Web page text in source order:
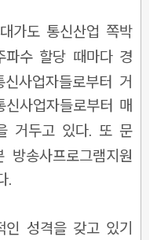
가도 통신산업 쪽박
파수 할당 때마다 경
사업자들로부터 거
사업자들로부터 매
거두고 있다. 또 문
방송사프로그램지원
.
인 성격을 갖고 있기